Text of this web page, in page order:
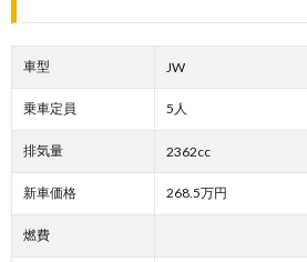
車型 JW
乗車定員 5人
排気量 2362cc
新車価格 268.5万円
燃費